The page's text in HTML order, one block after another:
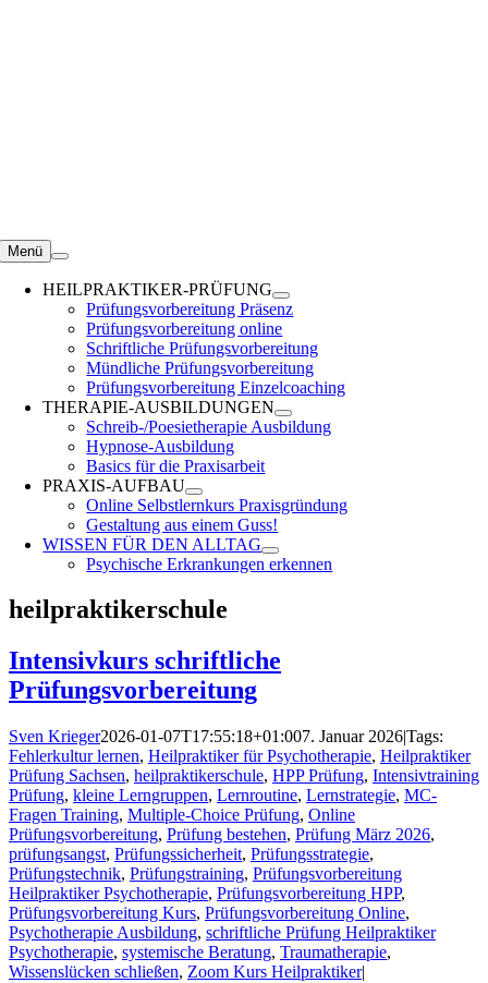
Menü
HEILPRAKTIKER-PRÜFUNG
Prüfungsvorbereitung Präsenz
Prüfungsvorbereitung online
Schriftliche Prüfungsvorbereitung
Mündliche Prüfungsvorbereitung
Prüfungsvorbereitung Einzelcoaching
THERAPIE-AUSBILDUNGEN
Schreib-/Poesietherapie Ausbildung
Hypnose-Ausbildung
Basics für die Praxisarbeit
PRAXIS-AUFBAU
Online Selbstlernkurs Praxisgründung
Gestaltung aus einem Guss!
WISSEN FÜR DEN ALLTAG
Psychische Erkrankungen erkennen
heilpraktikerschule
Intensivkurs schriftliche
Prüfungsvorbereitung
Sven Krieger2026-01-07T17:55:18+01:007. Januar 2026|Tags:
Fehlerkultur lernen, Heilpraktiker für Psychotherapie, Heilpraktiker
Prüfung Sachsen, heilpraktikerschule, HPP Prüfung, Intensivtraining
Prüfung, kleine Lerngruppen, Lernroutine, Lernstrategie, MC-
Fragen Training, Multiple-Choice Prüfung, Online
Prüfungsvorbereitung, Prüfung bestehen, Prüfung März 2026,
prüfungsangst, Prüfungssicherheit, Prüfungsstrategie,
Prüfungstechnik, Prüfungstraining, Prüfungsvorbereitung
Heilpraktiker Psychotherapie, Prüfungsvorbereitung HPP,
Prüfungsvorbereitung Kurs, Prüfungsvorbereitung Online,
Psychotherapie Ausbildung, schriftliche Prüfung Heilpraktiker
Psychotherapie, systemische Beratung, Traumatherapie,
Wissenslücken schließen, Zoom Kurs Heilpraktiker|